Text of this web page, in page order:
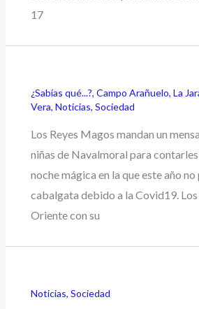
17
¿Sabías qué...?,Campo Arañuelo,La
Vera,Noticias,Sociedad
Los Reyes Magos mandan un
niñas de Navalmoral para
noche mágica en la que este año
cabalgata debido a la Covid19.
Oriente con su
Noticias,Sociedad